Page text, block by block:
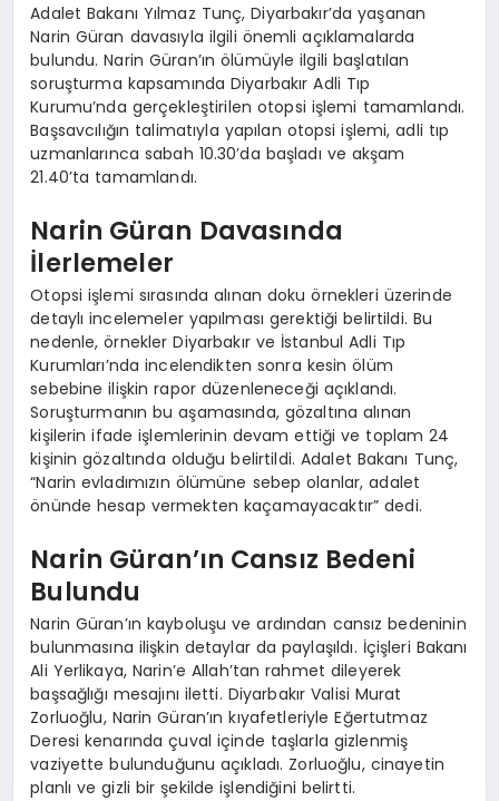
Adalet Bakanı Yılmaz Tunç, Diyarbakır’da yaşanan
Narin Güran davasıyla ilgili önemli açıklamalarda
bulundu. Narin Güran’ın ölümüyle ilgili başlatılan
soruşturma kapsamında Diyarbakır Adli Tıp
Kurumu’nda gerçekleştirilen otopsi işlemi tamamlandı.
Başsavcılığın talimatıyla yapılan otopsi işlemi, adli tıp
uzmanlarınca sabah 10.30’da başladı ve akşam
21.40’ta tamamlandı.
Narin Güran Davasında
İlerlemeler
Otopsi işlemi sırasında alınan doku örnekleri üzerinde
detaylı incelemeler yapılması gerektiği belirtildi. Bu
nedenle, örnekler Diyarbakır ve İstanbul Adli Tıp
Kurumları’nda incelendikten sonra kesin ölüm
sebebine ilişkin rapor düzenleneceği açıklandı.
Soruşturmanın bu aşamasında, gözaltına alınan
kişilerin ifade işlemlerinin devam ettiği ve toplam 24
kişinin gözaltında olduğu belirtildi. Adalet Bakanı Tunç,
“Narin evladımızın ölümüne sebep olanlar, adalet
önünde hesap vermekten kaçamayacaktır” dedi.
Narin Güran’ın Cansız Bedeni
Bulundu
Narin Güran’ın kayboluşu ve ardından cansız bedeninin
bulunmasına ilişkin detaylar da paylaşıldı. İçişleri Bakanı
Ali Yerlikaya, Narin’e Allah’tan rahmet dileyerek
başsağlığı mesajını iletti. Diyarbakır Valisi Murat
Zorluoğlu, Narin Güran’ın kıyafetleriyle Eğertutmaz
Deresi kenarında çuval içinde taşlarla gizlenmiş
vaziyette bulunduğunu açıkladı. Zorluoğlu, cinayetin
planlı ve gizli bir şekilde işlendiğini belirtti.